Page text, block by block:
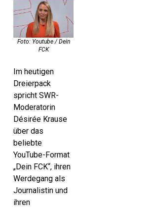
Foto: Youtube / Dein
FCK
Im heutigen
Dreierpack
spricht SWR-
Moderatorin
Désirée Krause
über das
beliebte
YouTube-Format
„Dein FCK“, ihren
Werdegang als
Journalistin und
ihren